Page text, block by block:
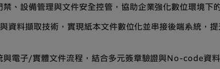
、設備管理與文件安全控管，協助企業強化數位環境下
資料擷取技術，實現紙本文件數位化並串接後端系統，
電子/實體文件流程，結合多元簽章驗證與No-code資